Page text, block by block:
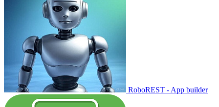
RoboREST - App builder